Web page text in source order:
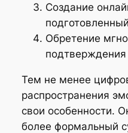
Создание
Обретение
Тем не менее
распространения
свои особенности.
более формальный